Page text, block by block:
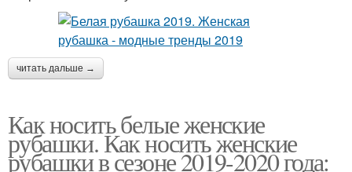
читать дальше →
Как носить белые женские
рубашки. Как носить женские
рубашки в сезоне 2019-2020 года: